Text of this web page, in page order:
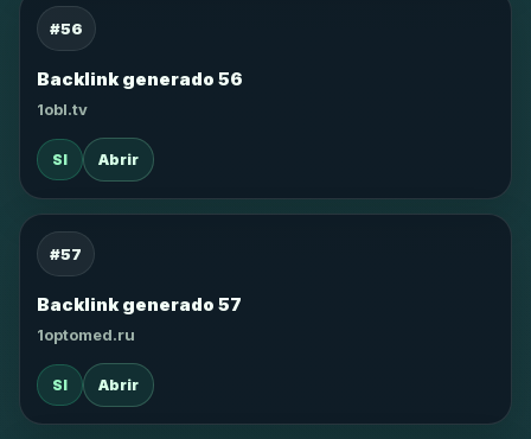
#56
Backlink generado 56
1obl.tv
SI Abrir
#57
Backlink generado 57
1optomed.ru
SI Abrir